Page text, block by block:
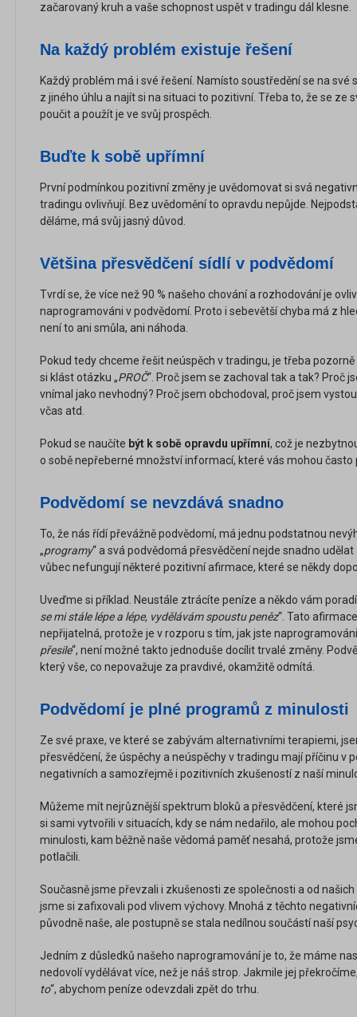
začarovaný kruh a vaše schopnost uspět v tradingu dál klesne.
Na každý problém existuje řešení
Každý problém má i své řešení. Namísto soustředění se na své
z jiného úhlu a najít si na situaci to pozitivní. Třeba to, že se ze
poučit a použít je ve svůj prospěch.
Buďte k sobě upřímní
První podmínkou pozitivní změny je uvědomovat si svá
tradingu ovlivňují. Bez uvědomění to opravdu nepůjde.
děláme, má svůj jasný důvod.
Většina přesvědčení sídlí v podvědomí
Tvrdí se, že více než 90 % našeho chování a rozhodování je
naprogramováni v podvědomí. Proto i sebevětší chyba má z
není to ani smůla, ani náhoda.
Pokud tedy chceme řešit neúspěch v tradingu, je třeba
si klást otázku „PROČ“. Proč jsem se zachoval tak a tak? Proč
vnímal jako nevhodný? Proč jsem obchodoval, proč jsem
včas atd.
Pokud se naučíte být k sobě opravdu upřímní, což je
o sobě nepřeberné množství informací, které vás mohou často
Podvědomí se nevzdává snadno
To, že nás řídí převážně podvědomí, má jednu podstatnou
„programy“ a svá podvědomá přesvědčení nejde snadno
vůbec nefungují některé pozitivní afirmace, které se někdy
Uveďme si příklad. Neustále ztrácíte peníze a někdo vám
se mi stále lépe a lépe, vydělávám spoustu peněz“. Tato
nepřijatelná, protože je v rozporu s tím, jak jste
přesile“, není možné takto jednoduše docílit trvalé změny.
který vše, co nepovažuje za pravdivé, okamžitě odmítá.
Podvědomí je plné programů z minulosti
Ze své praxe, ve které se zabývám alternativními terapiemi,
přesvědčení, že úspěchy a neúspěchy v tradingu mají příčinu v
negativních a samozřejmě i pozitivních zkušeností z naší
Můžeme mít nejrůznější spektrum bloků a přesvědčení, které
si sami vytvořili v situacích, kdy se nám nedařilo, ale mohou
minulosti, kam běžně naše vědomá paměť nesahá, protože
potlačili.
Současně jsme převzali i zkušenosti ze společnosti a od
jsme si zafixovali pod vlivem výchovy. Mnohá z těchto
původně naše, ale postupně se stala nedílnou součástí naší
Jedním z důsledků našeho naprogramování je to, že máme
nedovolí vydělávat více, než je náš strop. Jakmile jej
to“, abychom peníze odevzdali zpět do trhu.